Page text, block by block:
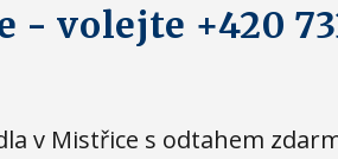
volejte +420
v Mistřice s odtahem